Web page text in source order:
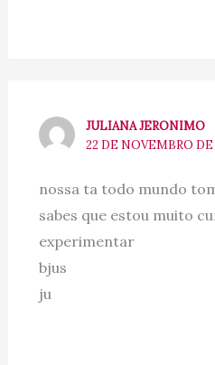
JULIANA JERONIMO
22 DE NOVEMBRO
nossa ta todo mundo
sabes que estou muito
experimentar
bjus
ju